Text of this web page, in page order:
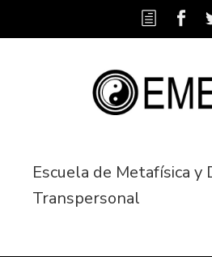
Escuela de Metafísica y
Transpersonal